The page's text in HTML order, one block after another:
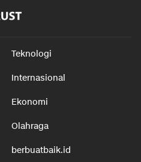
Teknologi
Internasional
Ekonomi
Olahraga
berbuatbaik.id